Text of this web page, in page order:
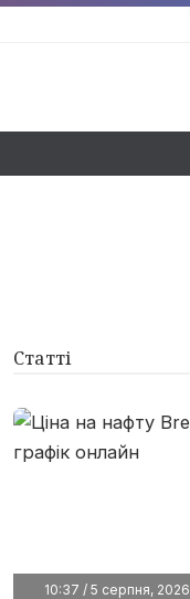
Статті
10:37 / 5 серпня, 2026